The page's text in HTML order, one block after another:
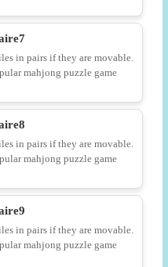
in pairs if they are movable.
mahjong puzzle game
in pairs if they are movable.
mahjong puzzle game
in pairs if they are movable.
mahjong puzzle game